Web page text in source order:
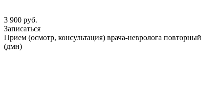
3 900 руб.
Записаться
Прием (осмотр, консультация) врача-невролога повторный
(дмн)